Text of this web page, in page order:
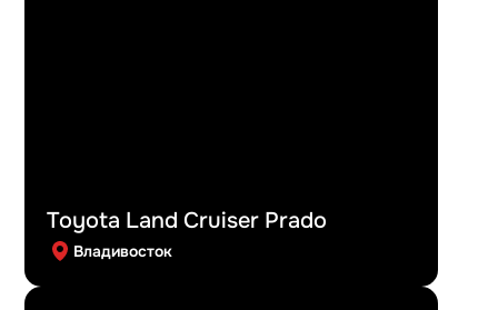
Toyota Land Cruiser Prado
Владивосток